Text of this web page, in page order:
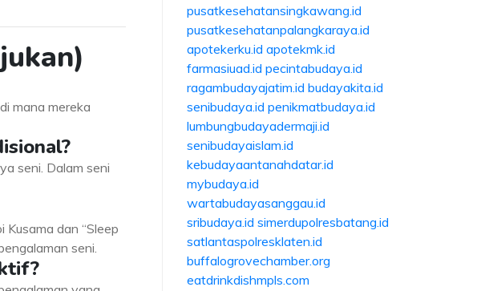
mana mereka
seni. Dalam seni
dan “Sleep
seni.
pusatkesehatansingkawang.id
pusatkesehatanpalangkaraya.id
apotekerku.id apotekmk.id
farmasiuad.id pecintabudaya.id
ragambudayajatim.id budayakita.id
senibudaya.id penikmatbudaya.id
lumbungbudayadermaji.id
senibudayaislam.id
kebudayaantanahdatar.id
mybudaya.id
wartabudayasanggau.id
sribudaya.id simerdupolresbatang.id
satlantaspolresklaten.id
buffalogrovechamber.org
eatdrinkdishmpls.com